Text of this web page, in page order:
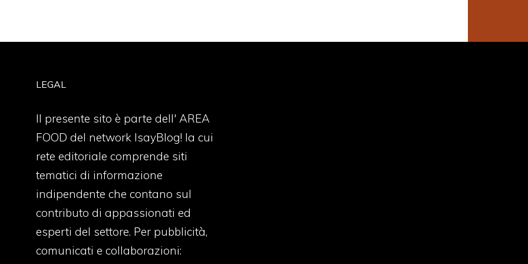
LEGAL
Il presente sito è parte dell' AREA
FOOD del network IsayBlog! la cui
rete editoriale comprende siti
tematici di informazione
indipendente che contano sul
contributo di appassionati ed
esperti del settore. Per pubblicità,
comunicati e collaborazioni: